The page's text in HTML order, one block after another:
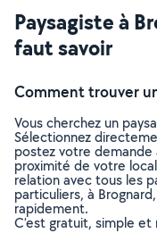
Paysagiste à
faut savoir
Comment trouver
Vous cherchez un
Sélectionnez
postez votre
proximité de votre
relation avec tous les
particuliers, à
rapidement.
C’est gratuit, simple